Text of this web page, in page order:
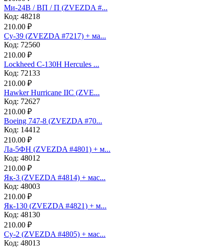
Ми-24В / ВП / П (ZVEZDA #...
Код: 48218
210.00 ₽
Су-39 (ZVEZDA #7217) + ма...
Код: 72560
210.00 ₽
Lockheed C-130H Hercules ...
Код: 72133
210.00 ₽
Hawker Hurricane IIC (ZVE...
Код: 72627
210.00 ₽
Boeing 747-8 (ZVEZDA #70...
Код: 14412
210.00 ₽
Ла-5ФН (ZVEZDA #4801) + м...
Код: 48012
210.00 ₽
Як-3 (ZVEZDA #4814) + мас...
Код: 48003
210.00 ₽
Як-130 (ZVEZDA #4821) + м...
Код: 48130
210.00 ₽
Су-2 (ZVEZDA #4805) + мас...
Код: 48013